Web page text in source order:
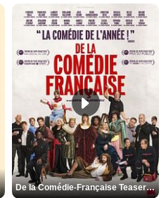
De la Comédie-Française Teaser VF